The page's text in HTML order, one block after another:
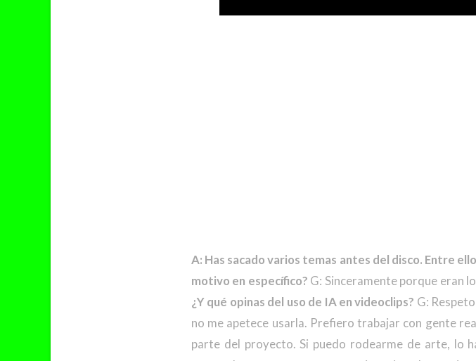
A: Has sacado varios temas antes del disco. Entre
motivo en específico? G: Sinceramente porque eran
¿Y qué opinas del uso de IA en videoclips? G:
no me apetece usarla. Prefiero trabajar con gente
parte del proyecto. Si puedo rodearme de arte, lo